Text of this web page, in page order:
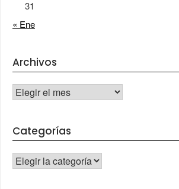
31
« Ene
Archivos
Archivos
Categorías
CATEGORÍAS